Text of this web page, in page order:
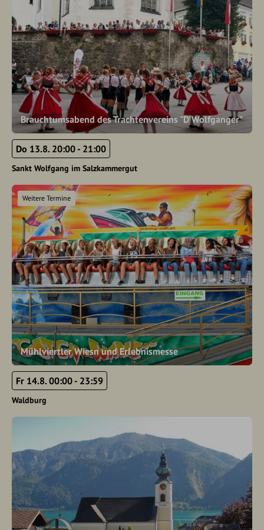
Brauchtumsabend des Trachtenvereins "D'Wolfganger"
Do 13.8. 20:00 - 21:00
Sankt Wolfgang im Salzkammergut
Mühlviertler Wiesn und Erlebnismesse
Weitere Termine
Fr 14.8. 00:00 - 23:59
Waldburg